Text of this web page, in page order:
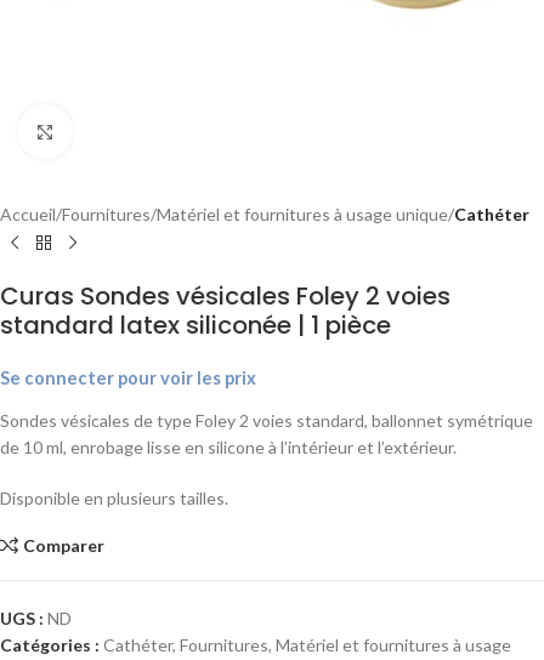
Accueil Fournitures Matériel et fournitures à usage unique Cathéter
Curas Sondes vésicales Foley 2 voies
standard latex siliconée | 1 pièce
Se connecter pour voir les prix
Sondes vésicales de type Foley 2 voies standard, ballonnet symétrique
de 10 ml, enrobage lisse en silicone à l’intérieur et l’extérieur.
Disponible en plusieurs tailles.
Comparer
UGS : ND
Catégories : Cathéter, Fournitures, Matériel et fournitures à usage